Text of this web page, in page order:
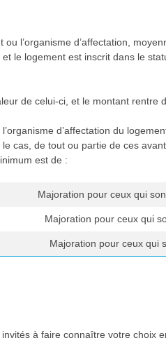
l’organisme d’affectation,
le logement est inscrit dans le
de celui-ci, et le montant rentre
d’affectation du
cas, de tout ou partie de ces
est de :
Majoration pour ceux qui
Majoration pour ceux qui
Majoration pour ceux qui
à faire connaître votre choix